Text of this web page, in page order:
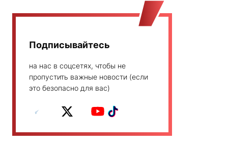
Подписывайтесь
на нас в соцсетях, чтобы не
пропустить важные новости (если
это безопасно для вас)